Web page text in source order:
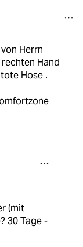
Herrn
Hand
Hose .
(mit
30 Tage -